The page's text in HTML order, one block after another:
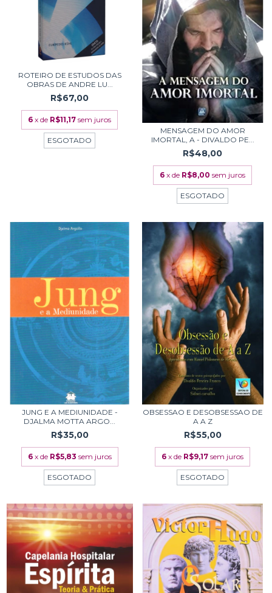
ROTEIRO DE ESTUDOS DAS
OBRAS DE ANDRE LU...
R$67,00
6 x de R$11,17 sem juros
ESGOTADO
MENSAGEM DO AMOR
IMORTAL, A - DIVALDO PE...
R$48,00
6 x de R$8,00 sem juros
ESGOTADO
JUNG E A MEDIUNIDADE -
DJALMA MOTTA ARGO...
R$35,00
6 x de R$5,83 sem juros
ESGOTADO
OBSESSAO E DESOBSESSAO DE
A A Z
R$55,00
6 x de R$9,17 sem juros
ESGOTADO